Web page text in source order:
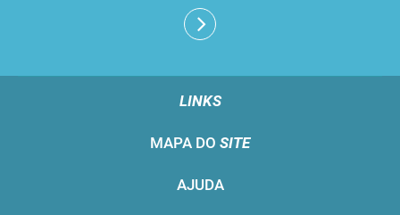
LINKS
MAPA DO SITE
AJUDA